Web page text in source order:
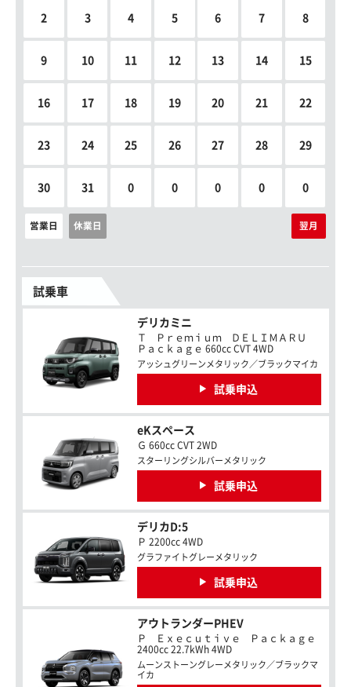
2 3 4 5 6 7 8
9 10 11 12 13 14 15
16 17 18 19 20 21 22
23 24 25 26 27 28 29
30 31 0 0 0 0 0
営業日 休業日 翌月
試乗車
デリカミニ
Ｔ Ｐｒｅｍｉｕｍ ＤＥＬＩＭＡＲＵ
Ｐａｃｋａｇｅ 660cc CVT 4WD
アッシュグリーンメタリック／ブラックマイカ
試乗申込
eKスペース
Ｇ 660cc CVT 2WD
スターリングシルバーメタリック
試乗申込
デリカD:5
Ｐ 2200cc 4WD
グラファイトグレーメタリック
試乗申込
アウトランダーPHEV
Ｐ Ｅｘｅｃｕｔｉｖｅ Ｐａｃｋａｇｅ
2400cc 22.7kWh 4WD
ムーンストーングレーメタリック／ブラックマ
イカ